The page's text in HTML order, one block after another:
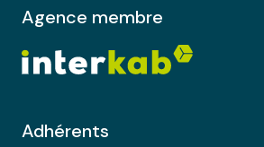
Agence membre
Adhérents